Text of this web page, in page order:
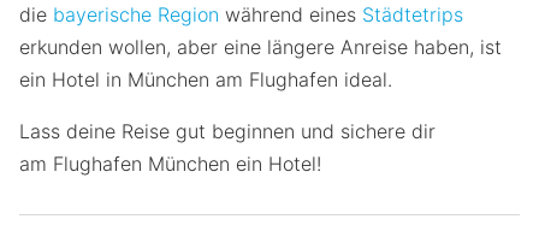
die bayerische Region während eines Städtetrips
erkunden wollen, aber eine längere Anreise haben, ist
ein Hotel in München am Flughafen ideal.
Lass deine Reise gut beginnen und sichere dir
am Flughafen München ein Hotel!